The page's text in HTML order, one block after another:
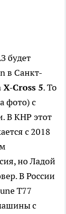
будет
в Санкт-
X-Cross 5. То
фото) с
В КНР этот
с 2018
но Ладой
В России
T77
с